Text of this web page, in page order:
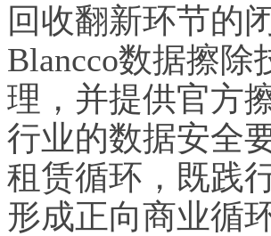
回收翻新环节的
Blancco数据擦
理，并提供官方
行业的数据安全
租赁循环，既践
形成正向商业循环